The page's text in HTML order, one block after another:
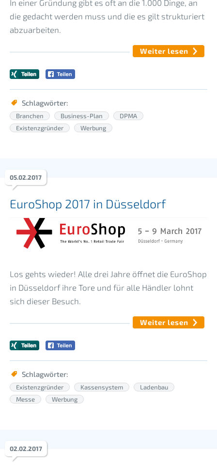
In einer Gründung gibt es oft an die 1.000 Dinge, an
die gedacht werden muss und die es gilt strukturiert
abzuarbeiten.
Weiter lesen
Schlagwörter:
Branchen Business-Plan
DPMA
Existenzgründer
Werbung
EuroShop 2017 in Düsseldorf
Los gehts wieder! Alle drei Jahre öffnet die EuroShop
in Düsseldorf ihre Tore und für alle Händler lohnt
sich dieser Besuch.
Weiter lesen
05.02.2017
Schlagwörter:
Existenzgründer Kassensystem
Ladenbau
Messe
Werbung
02.02.2017